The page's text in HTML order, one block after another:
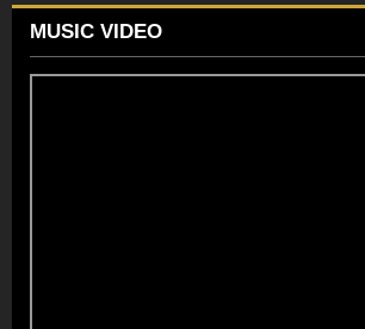
MUSIC VIDEO